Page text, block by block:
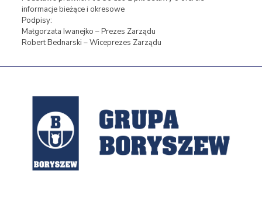
informacje bieżące i okresowe
Podpisy:
Małgorzata Iwanejko – Prezes Zarządu
Robert Bednarski – Wiceprezes Zarządu